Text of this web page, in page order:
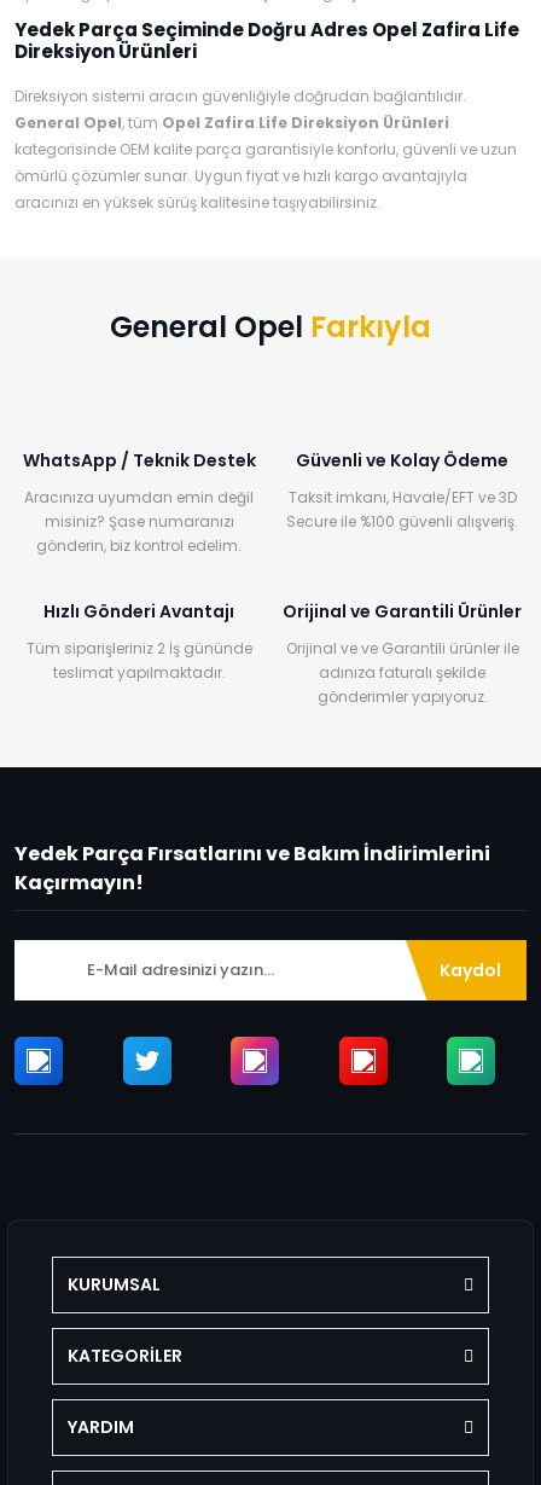
Yedek Parça Seçiminde Doğru Adres Opel Zafira Life
Direksiyon Ürünleri
Direksiyon sistemi aracın güvenliğiyle doğrudan bağlantılıdır.
General Opel, tüm Opel Zafira Life Direksiyon Ürünleri
kategorisinde OEM kalite parça garantisiyle konforlu, güvenli ve uzun
ömürlü çözümler sunar. Uygun fiyat ve hızlı kargo avantajıyla
aracınızı en yüksek sürüş kalitesine taşıyabilirsiniz.
General Opel Farkıyla
WhatsApp / Teknik Destek
Aracınıza uyumdan emin değil
misiniz? Şase numaranızı
gönderin, biz kontrol edelim.
Güvenli ve Kolay Ödeme
Taksit imkanı, Havale/EFT ve 3D
Secure ile %100 güvenli alışveriş.
Hızlı Gönderi Avantajı
Tüm siparişleriniz 2 İş gününde
teslimat yapılmaktadır.
Orijinal ve Garantili Ürünler
Orijinal ve ve Garantili ürünler ile
adınıza faturalı şekilde
gönderimler yapıyoruz.
Yedek Parça Fırsatlarını ve Bakım İndirimlerini
Kaçırmayın!
Kaydol
KURUMSAL
KATEGORİLER
YARDIM